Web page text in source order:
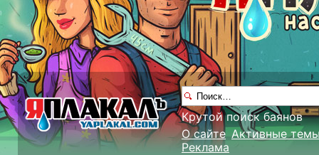
Крутой поиск баянов
О сайте Активные
Реклама